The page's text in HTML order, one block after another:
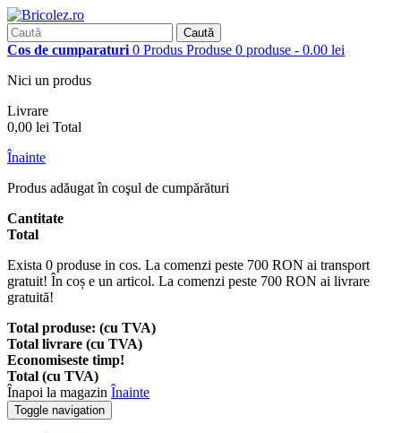
Caută
Cos de cumparaturi 0 Produs Produse 0 produse - 0.00 lei
Nici un produs
Livrare
0,00 lei Total
Înainte
Produs adăugat în coşul de cumpărături
Cantitate
Total
Exista 0 produse in cos. La comenzi peste 700 RON ai transport
gratuit! În coș e un articol. La comenzi peste 700 RON ai livrare
gratuită!
Total produse: (cu TVA)
Total livrare (cu TVA)
Economiseste timp!
Total (cu TVA)
Înapoi la magazin Înainte
Toggle navigation